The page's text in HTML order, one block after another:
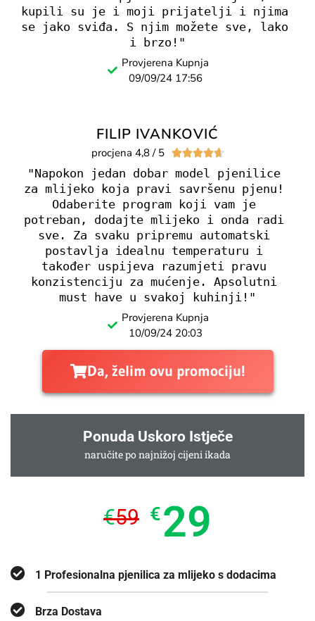
kupili su je i moji prijatelji i njima
se jako sviđa. S njim možete sve, lako
i brzo!"
Provjerena Kupnja
09/09/24 17:56
FILIP IVANKOVIĆ
procjena 4,8 / 5 
"Napokon jedan dobar model pjenilice
za mlijeko koja pravi savršenu pjenu!
Odaberite program koji vam je
potreban, dodajte mlijeko i onda radi
sve. Za svaku pripremu automatski
postavlja idealnu temperaturu i
također uspijeva razumjeti pravu
konzistenciju za mućenje. Apsolutni
must have u svakoj kuhinji!"
Provjerena Kupnja
10/09/24 20:03
Da, želim ovu promociju!
Ponuda Uskoro Istječe
naručite po najnižoj cijeni ikada
€59 €29
1 Profesionalna pjenilica za mlijeko s dodacima
Brza Dostava